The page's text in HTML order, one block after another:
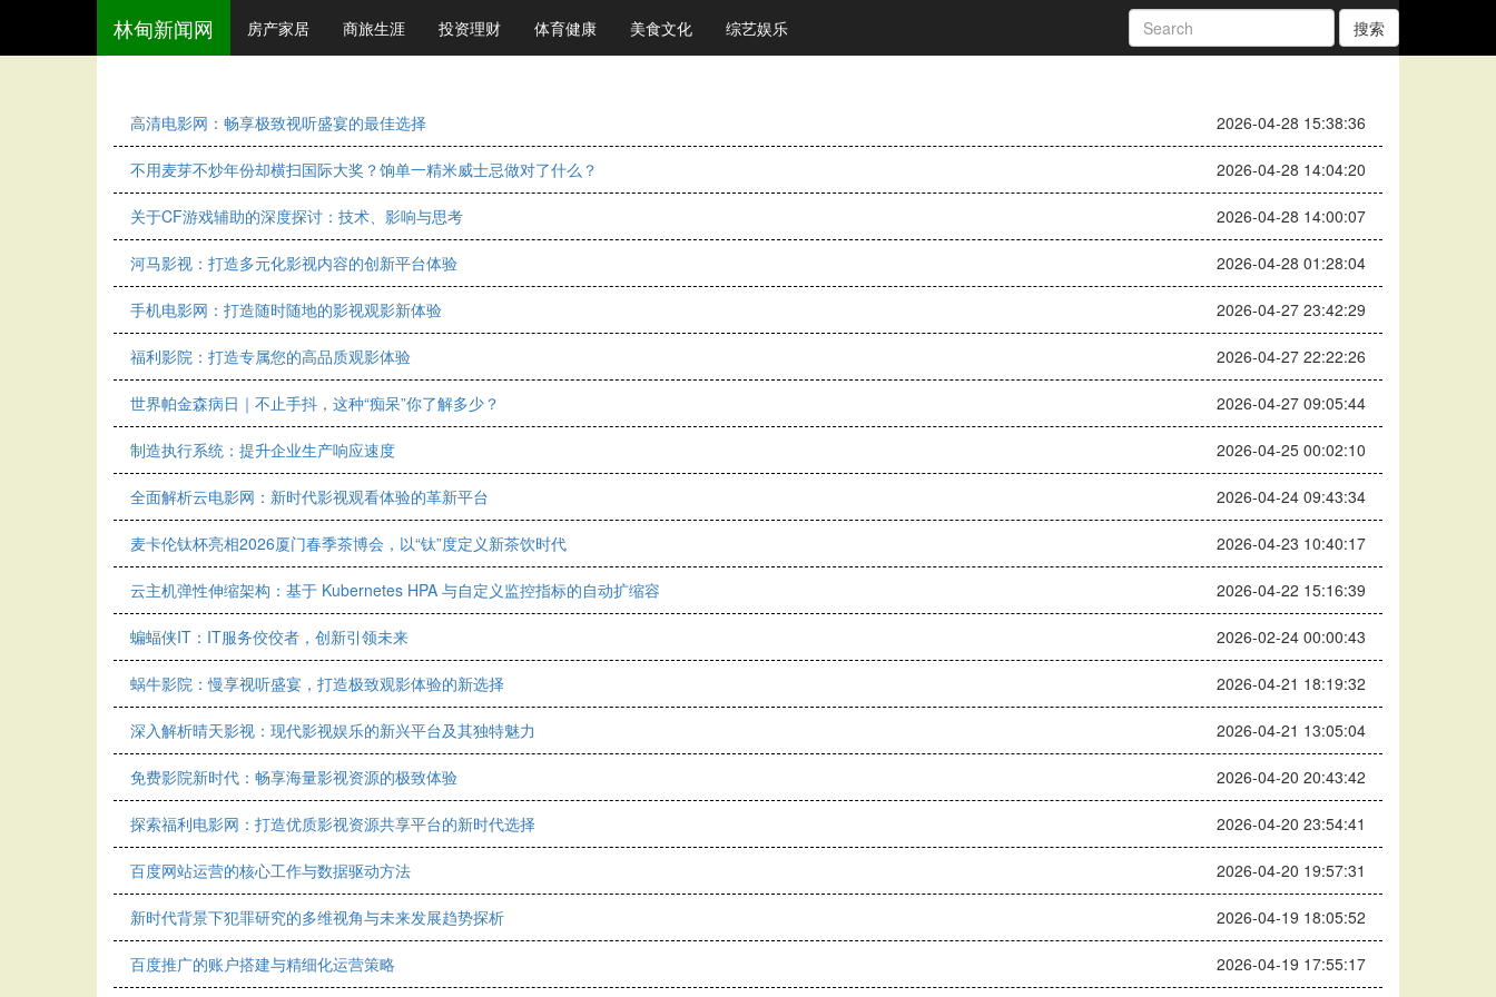
林甸新闻网 房产家居 商旅生涯 投资理财 体育健康 美食文化 综艺娱乐 搜索
高清电影网：畅享极致视听盛宴的最佳选择 2026-04-28 15:38:36
不用麦芽不炒年份却横扫国际大奖？饷单一精米威士忌做对了什么？ 2026-04-28 14:04:20
关于CF游戏辅助的深度探讨：技术、影响与思考 2026-04-28 14:00:07
河马影视：打造多元化影视内容的创新平台体验 2026-04-28 01:28:04
手机电影网：打造随时随地的影视观影新体验 2026-04-27 23:42:29
福利影院：打造专属您的高品质观影体验 2026-04-27 22:22:26
世界帕金森病日｜不止手抖，这种“痴呆”你了解多少？ 2026-04-27 09:05:44
制造执行系统：提升企业生产响应速度 2026-04-25 00:02:10
全面解析云电影网：新时代影视观看体验的革新平台 2026-04-24 09:43:34
麦卡伦钛杯亮相2026厦门春季茶博会，以“钛”度定义新茶饮时代 2026-04-23 10:40:17
云主机弹性伸缩架构：基于 Kubernetes HPA 与自定义监控指标的自动扩缩容 2026-04-22 15:16:39
蝙蝠侠IT：IT服务佼佼者，创新引领未来 2026-02-24 00:00:43
蜗牛影院：慢享视听盛宴，打造极致观影体验的新选择 2026-04-21 18:19:32
深入解析晴天影视：现代影视娱乐的新兴平台及其独特魅力 2026-04-21 13:05:04
免费影院新时代：畅享海量影视资源的极致体验 2026-04-20 20:43:42
探索福利电影网：打造优质影视资源共享平台的新时代选择 2026-04-20 23:54:41
百度网站运营的核心工作与数据驱动方法 2026-04-20 19:57:31
新时代背景下犯罪研究的多维视角与未来发展趋势探析 2026-04-19 18:05:52
百度推广的账户搭建与精细化运营策略 2026-04-19 17:55:17